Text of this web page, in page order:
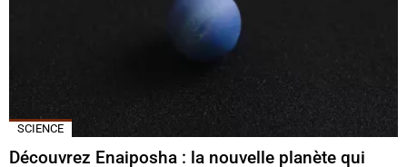
SCIENCE
Découvrez Enaiposha : la nouvelle planète qui